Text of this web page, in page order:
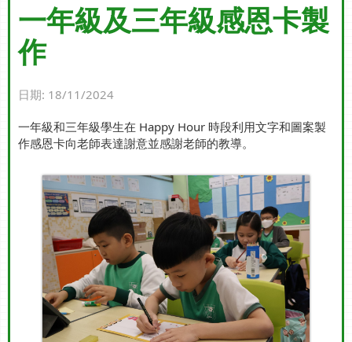
一年級及三年級感恩卡製
作
日期: 18/11/2024
一年級和三年級學生在 Happy Hour 時段利用文字和圖案製
作感恩卡向老師表達謝意並感謝老師的教導。